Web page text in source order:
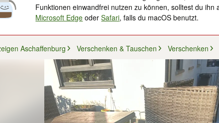
Funktionen einwandfrei nutzen zu können, solltest du
Microsoft Edge oderSafari, falls du macOS benutzt.
Aschaffenburg Verschenken & Tauschen Verschenken